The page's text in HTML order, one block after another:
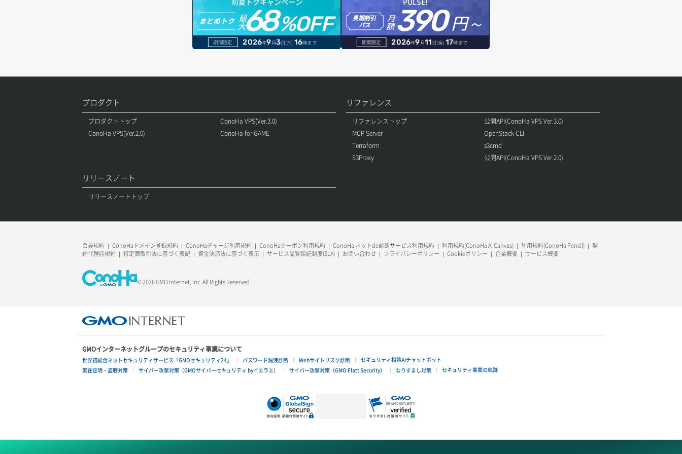
まとめトク 最
大68%OFF
期間限定 2026年9月3日(木) 16時まで
長期割引
パス
月
額390円～
期間限定 2026年9月11日(金) 17時まで
プロダクト
プロダクトトップ
ConoHa VPS(Ver.3.0)
ConoHa VPS(Ver.2.0)
ConoHa for GAME
リファレンス
リファレンストップ
公開API(ConoHa VPS Ver.3.0)
MCP Server
OpenStack CLI
Terraform
s3cmd
S3Proxy
公開API(ConoHa VPS Ver.2.0)
リリースノート
リリースノートトップ
会員規約 ConoHaドメイン登録規約 ConoHaチャージ利用規約 ConoHaクーポン利用規約 ConoHa ネットde診断サービス利用規約 利用規約(ConoHa AI Canvas) 利用規約(ConoHa Pencil)
契
約代理店規約
特定商取引法に基づく表記 資金決済法に基づく表示 サービス品質保証制度(SLA) お問い合わせ プライバシーポリシー Cookieポリシー 企業概要 サービス概要
© 2026 GMO Internet, Inc. All Rights Reserved.
GMOインターネットグループのセキュリティ事業について
世界初総合ネットセキュリティサービス「GMOセキュリティ24」 パスワード漏洩診断 Webサイトリスク診断
セキュリティ相談AIチャットボット
実在証明・盗聴対策
サイバー攻撃対策（GMOサイバーセキュリティ byイエラエ） サイバー攻撃対策（GMO Flatt Security） なりすまし対策 セキュリティ事業の軌跡